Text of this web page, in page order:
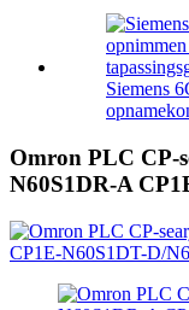
Siemens
Omron PLC CP-
N60S1DR-A